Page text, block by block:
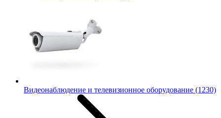
Видеонаблюдение и телевизионное оборудование (1230)